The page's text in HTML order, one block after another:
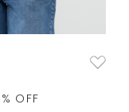
% OFF